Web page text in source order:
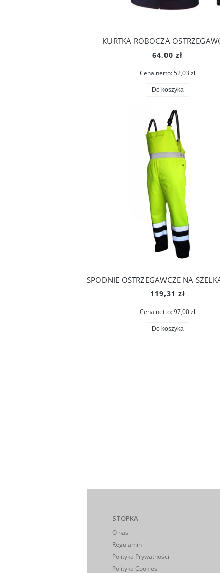
KURTKA ROBOCZA
64,00 zł
Cena netto:52,03 zł
Do koszyka
119,31 zł
Cena netto:97,00 zł
Do koszyka
STOPKA
O nas
Regulamin
Polityka Prywatności
Polityka Cookies